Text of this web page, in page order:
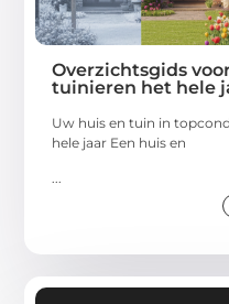
Overzichtsgids
tuinieren het hele
Uw huis en tuin in
hele jaar Een huis en
...